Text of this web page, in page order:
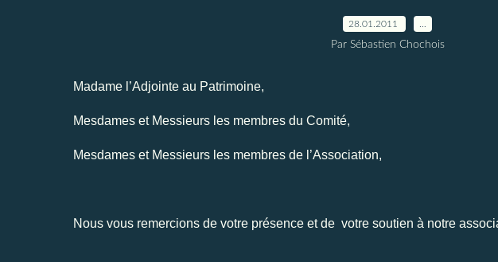
28.01.2011
Par Sébastien Chochois
Madame l’Adjointe au Patrimoine,
Mesdames et Messieurs les membres du Comité,
Mesdames et Messieurs les membres de l’Association,
Nous vous remercions de votre présence et de votre soutien à notre